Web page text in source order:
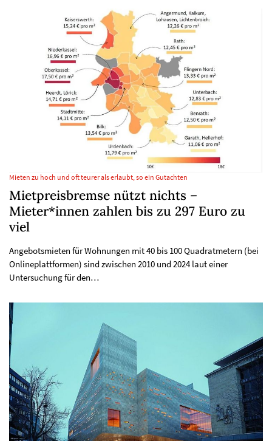
Mieten zu hoch und oft teurer als erlaubt, so ein Gutachten
Mietpreisbremse nützt nichts –
Mieter*innen zahlen bis zu 297 Euro zu
viel
Angebotsmieten für Wohnungen mit 40 bis 100 Quadratmetern (bei
Onlineplattformen) sind zwischen 2010 und 2024 laut einer
Untersuchung für den…